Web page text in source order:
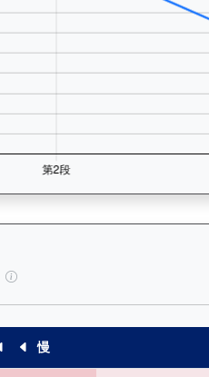
連連幸運（K010）—
慢